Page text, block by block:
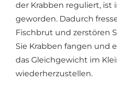
der Krabben reguliert, ist
geworden. Dadurch
Fischbrut und zerstören
Sie Krabben fangen und
das Gleichgewicht im
wiederherzustellen.